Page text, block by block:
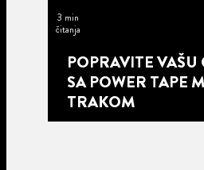
3 min
čitanja
POPRAVITE
SA POWER TAPE
TRAKOM